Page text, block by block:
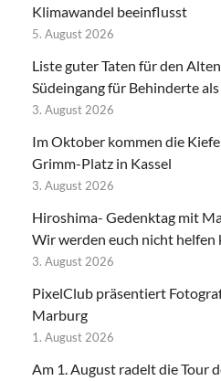
Klimawandel beeinflusst
5. August 2026
Liste guter Taten für den
Südeingang für Behinderte
3. August 2026
Im Oktober kommen die
Grimm-Platz in Kassel
3. August 2026
Hiroshima- Gedenktag mit
Wir werden euch nicht helfen
3. August 2026
PixelClub präsentiert
Marburg
1. August 2026
Am 1. August radelt die Tour